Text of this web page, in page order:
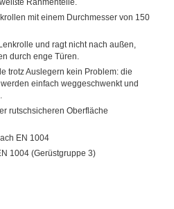
mit einem Durchmesser von 150
und ragt nicht nach außen,
durch enge Türen.
trotz Auslegern kein Problem: die
einfach weggeschwenkt und
rutschsicheren Oberfläche
EN 1004
1004 (Gerüstgruppe 3)